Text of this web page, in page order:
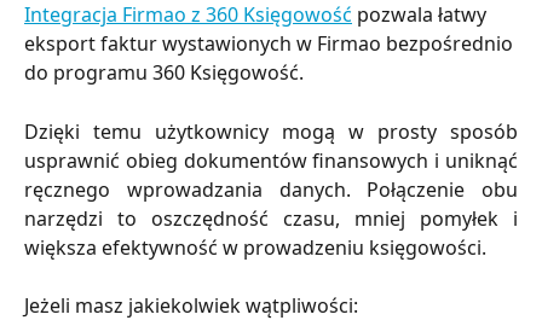
Integracja Firmao z 360 Księgowość pozwala łatwy
eksport faktur wystawionych w Firmao bezpośrednio
do programu 360 Księgowość.
Dzięki temu użytkownicy mogą w prosty sposób
usprawnić obieg dokumentów finansowych i uniknąć
ręcznego wprowadzania danych. Połączenie obu
narzędzi to oszczędność czasu, mniej pomyłek i
większa efektywność w prowadzeniu księgowości.
Jeżeli masz jakiekolwiek wątpliwości: